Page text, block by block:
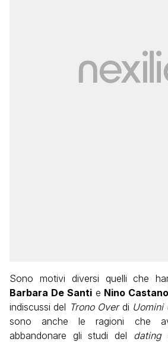
Sono motivi diversi quelli che
Barbara De Santie Nino
indiscussi del Trono Overdi Uomini
sono anche le ragioni che
abbandonare gli studi del dating